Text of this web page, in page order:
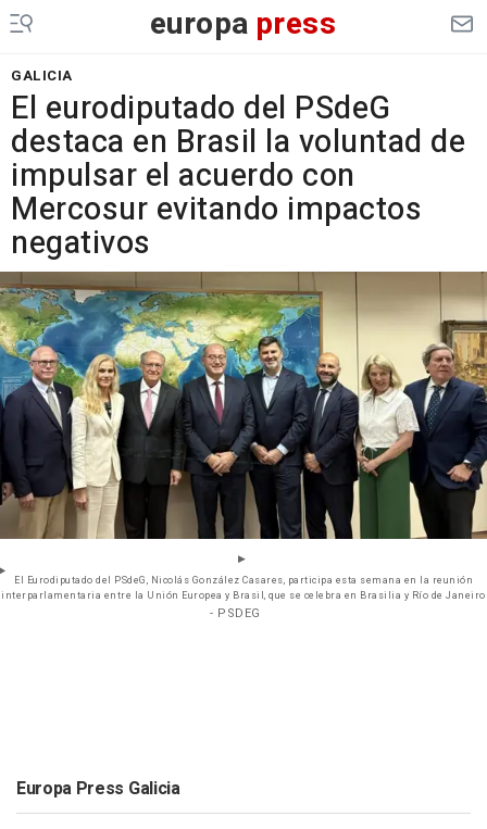
europa press
GALICIA
El eurodiputado del PSdeG
destaca en Brasil la voluntad de
impulsar el acuerdo con
Mercosur evitando impactos
negativos
El Eurodiputado del PSdeG, Nicolás González Casares, participa esta semana en la reunión
interparlamentaria entre la Unión Europea y Brasil, que se celebra en Brasilia y Río de Janeiro
- PSDEG
Europa Press Galicia